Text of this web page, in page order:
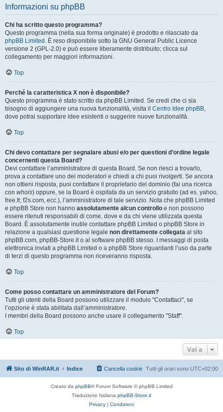
Informazioni su phpBB
Chi ha scritto questo programma?
Questo programma (nella sua forma originale) è prodotto e rilasciato da
phpBB Limited . È reso disponibile sotto la GNU General Public Licence
versione 2 (GPL-2.0) e può essere liberamente distribuito; clicca sul
collegamento per maggiori informazioni.
Top
Perché la caratteristica X non è disponibile?
Questo programma è stato scritto da phpBB Limited. Se credi che ci sia
bisogno di aggiungere una nuova funzionalità, visita il Centro Idee phpBB,
dove potrai supportare idee esistenti o suggerire nuove funzionalità.
Top
Chi devo contattare per segnalare abusi e/o per questioni d’ordine legale
concernenti questa Board?
Devi contattare l’amministratore di questa Board. Se non riesci a trovarlo,
prova a contattare uno dei moderatori e chiedi a chi puoi rivolgerti. Se ancora
non ottieni risposta, puoi contattare il proprietario del dominio (fai una ricerca
con whois) oppure, se la Board è ospitata da un servizio gratuito (ad es. yahoo,
free.fr, f2s.com, ecc.), l’amministratore di tale servizio. Nota che phpBB Limited
e phpBB Store non hanno assolutamente alcun controllo e non possono
essere ritenuti responsabili di come, dove e da chi viene utilizzata questa
Board. È assolutamente inutile contattare phpBB Limited o phpBB Store in
relazione a qualsiasi questione legale non direttamente collegata al sito
phpBB.com, phpBB-Store.it o al software phpBB stesso. I messaggi di posta
elettronica inviati a phpBB Limited o a phpBB Store riguardanti l’uso da parte
di terzi di questo programma non riceveranno risposta.
Top
Come posso contattare un amministratore del Forum?
Tutti gli utenti della Board possono utilizzare il modulo "Contattaci", se
l’opzione è stata abilitata dall’amministratore.
I membri della Board possono anche usare il collegamento "Staff".
Top
Vai a
Sito di WinRAR.it Indice Tutti gli orari sono UTC+02:00
Cancella cookie
Creato da phpBB® Forum Software © phpBB Limited
Traduzione Italiana phpBB-Store.it
Privacy | Condizioni